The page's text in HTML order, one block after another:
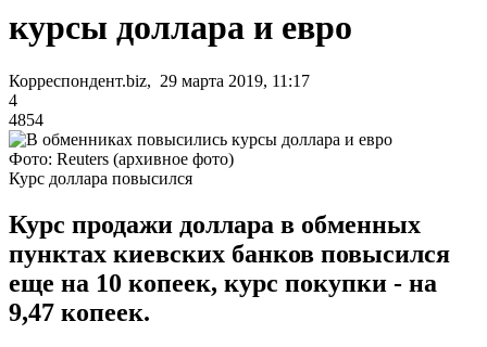
курсы доллара и евро
Корреспондент.biz, 29 марта 2019, 11:17
4
4854
Фото: Reuters (архивное фото)
Курс доллара повысился
Курс продажи доллара в обменных
пунктах киевских банков повысился
еще на 10 копеек, курс покупки - на
9,47 копеек.